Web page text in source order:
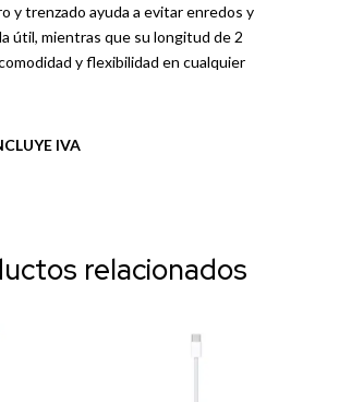
y trenzado ayuda a evitar enredos y
útil, mientras que su longitud de 2
y flexibilidad en cualquier
IVA
relacionados